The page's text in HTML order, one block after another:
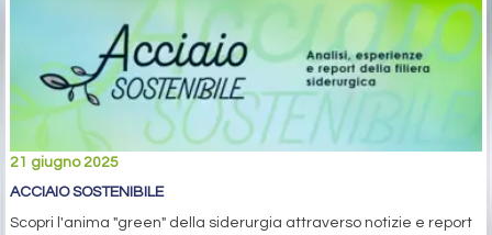
21 giugno 2025
ACCIAIO SOSTENIBILE
Scopri l'anima "green" della siderurgia attraverso notizie e report